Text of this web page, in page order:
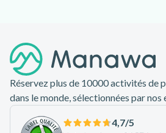
Réservez plus de 10000 activités de
dans le monde, sélectionnées par nos
4,7/5